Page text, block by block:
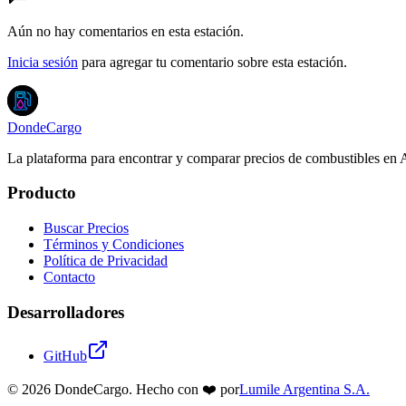
Aún no hay comentarios en esta estación.
Inicia sesión para agregar tu comentario sobre esta estación.
DondeCargo
La plataforma para encontrar y comparar precios de combustibles en
Producto
Buscar Precios
Términos y Condiciones
Política de Privacidad
Contacto
Desarrolladores
GitHub
© 2026 DondeCargo. Hecho con ❤️ porLumile Argentina S.A.